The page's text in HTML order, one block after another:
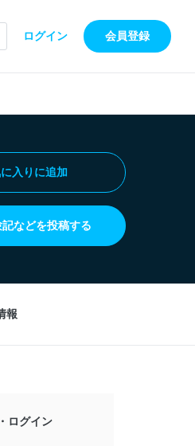
ログイン 会員登録
入りに追加
記などを投稿する
報
ログイン